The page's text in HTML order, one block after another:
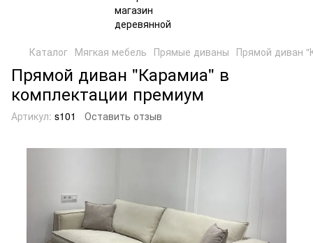
Каталог Мягкая мебель Прямые диваны Прямой диван
Прямой диван "Карамиа" в
комплектации премиум
Артикул: s101 Оставить отзыв